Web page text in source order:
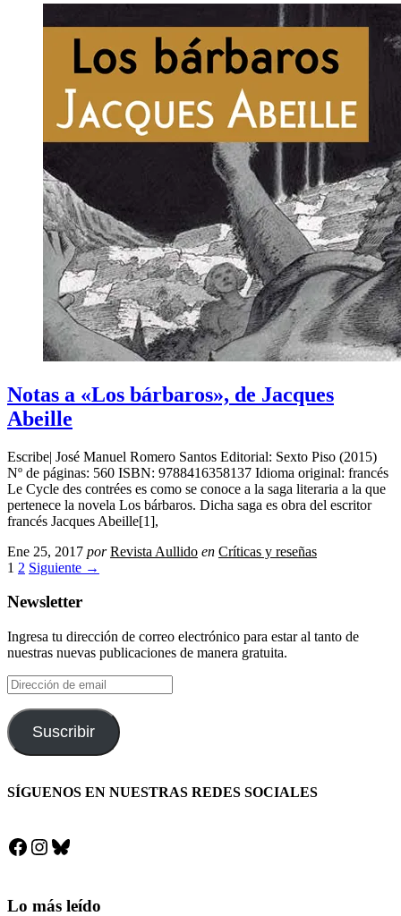
Notas a «Los bárbaros», de Jacques
Abeille
Escribe| José Manuel Romero Santos Editorial: Sexto Piso (2015)
Nº de páginas: 560 ISBN: 9788416358137 Idioma original: francés
Le Cycle des contrées es como se conoce a la saga literaria a la que
pertenece la novela Los bárbaros. Dicha saga es obra del escritor
francés Jacques Abeille[1],
Ene 25, 2017 por Revista Aullido en Críticas y reseñas
1 2 Siguiente →
Newsletter
Ingresa tu dirección de correo electrónico para estar al tanto de
nuestras nuevas publicaciones de manera gratuita.
Dirección
de
email
Suscribir
SÍGUENOS EN NUESTRAS REDES SOCIALES
Facebook
Instagram
Bluesky
Lo más leído